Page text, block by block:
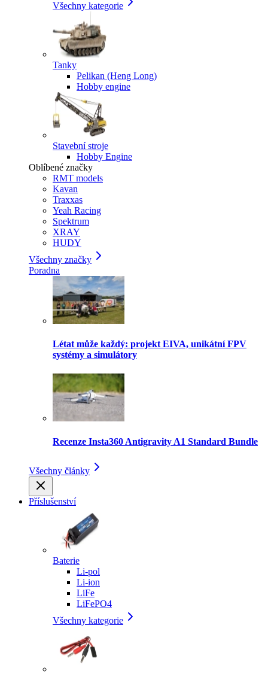
Všechny kategorie
Tanky
Pelikan (Heng Long)
Hobby engine
Stavební stroje
Hobby Engine
Oblíbené značky
RMT models
Kavan
Traxxas
Yeah Racing
Spektrum
XRAY
HUDY
Všechny značky
Poradna
Létat může každý: projekt EIVA, unikátní FPV
systémy a simulátory
Recenze Insta360 Antigravity A1 Standard Bundle
Všechny články
Příslušenství
Baterie
Li-pol
Li-ion
LiFe
LiFePO4
Všechny kategorie